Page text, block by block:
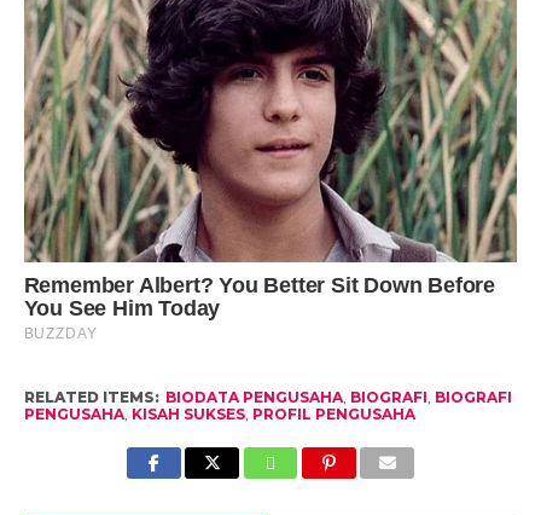
RELATED ITEMS: BIODATA PENGUSAHA, BIOGRAFI BIOGRAFI
PENGUSAHA, KISAH SUKSES, PROFIL PENGUSAHA